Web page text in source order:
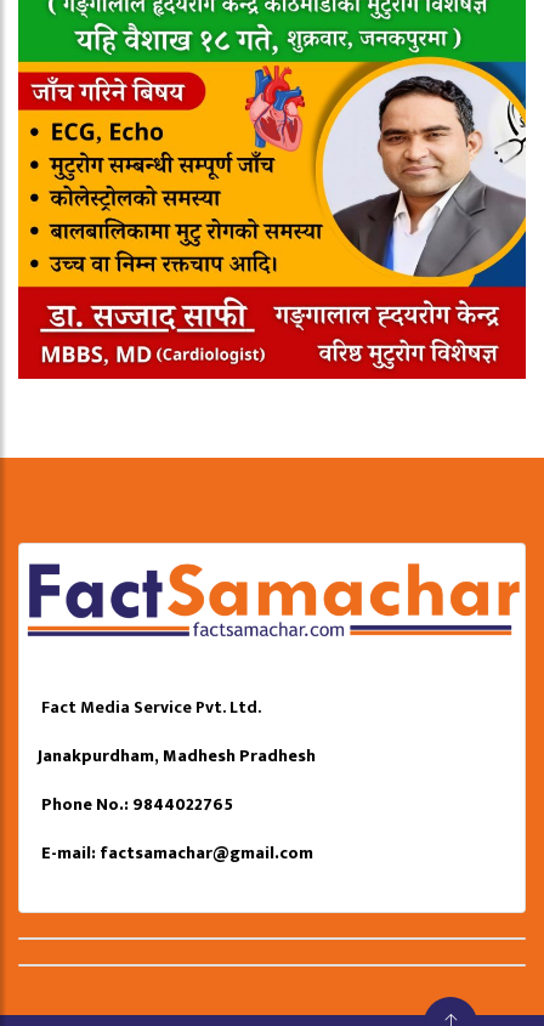
Fact Media Service Pvt. Ltd.
Janakpurdham, Madhesh Pradhesh
Phone No.: 9844022765
E-mail: factsamachar@gmail.com